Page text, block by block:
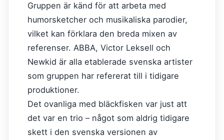
Gruppen är känd för att arbeta med
humorsketcher och musikaliska parodier,
vilket kan förklara den breda mixen av
referenser. ABBA, Victor Leksell och
Newkid är alla etablerade svenska artister
som gruppen har refererat till i tidigare
produktioner.
Det ovanliga med bläckfisken var just att
det var en trio – något som aldrig tidigare
skett i den svenska versionen av